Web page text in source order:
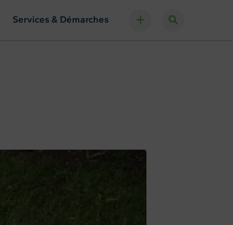
Services & Démarches